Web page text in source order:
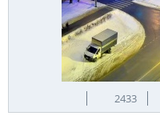
2433